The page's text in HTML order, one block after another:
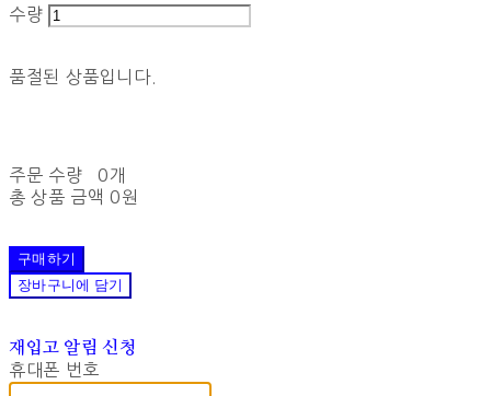
수량
품절된 상품입니다.
주문 수량
0개
총 상품 금액 0원
구매하기
장바구니에 담기
재입고 알림 신청
휴대폰 번호